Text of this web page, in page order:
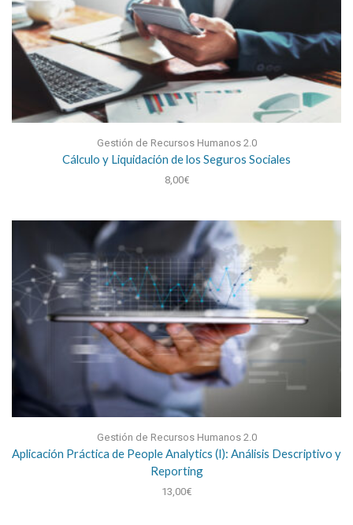
Gestión de Recursos Humanos 2.0
Cálculo y Liquidación de los Seguros Sociales
8,00€
Gestión de Recursos Humanos 2.0
Aplicación Práctica de People Analytics (I): Análisis Descriptivo y
Reporting
13,00€